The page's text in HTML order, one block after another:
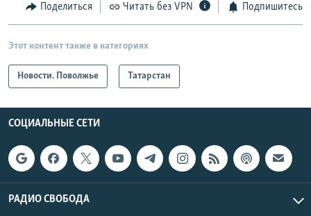
Поделиться Читать без VPN Подпишитесь
Этот контент также в категориях
Новости. Поволжье Татарстан
СОЦИАЛЬНЫЕ СЕТИ
РАДИО СВОБОДА